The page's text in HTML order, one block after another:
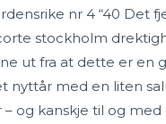
nr 4 “40 Det
stockholm
ut fra at dette er en
nyttår med en liten
og kanskje til og